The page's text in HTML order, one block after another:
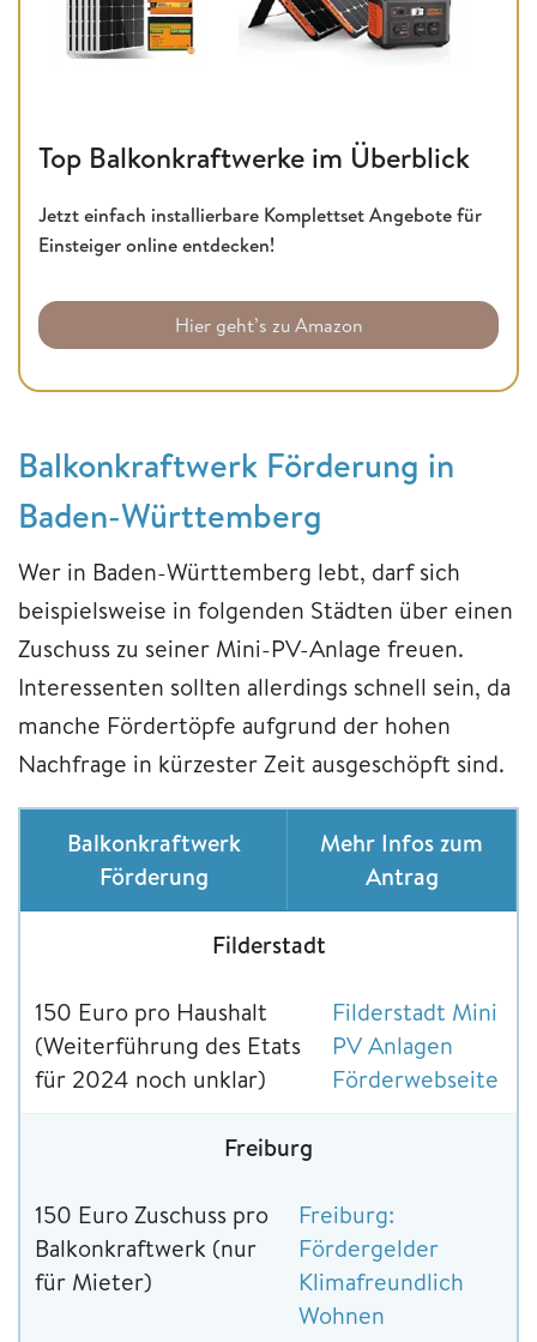
Top Balkonkraftwerke im Überblick
Jetzt einfach installierbare Komplettset Angebote für
Einsteiger online entdecken!
Hier geht’s zu Amazon
Balkonkraftwerk Förderung in
Baden-Württemberg
Wer in Baden-Württemberg lebt, darf sich
beispielsweise in folgenden Städten über einen
Zuschuss zu seiner Mini-PV-Anlage freuen.
Interessenten sollten allerdings schnell sein, da
manche Fördertöpfe aufgrund der hohen
Nachfrage in kürzester Zeit ausgeschöpft sind.
Balkonkraftwerk
Förderung
Mehr Infos zum
Antrag
Filderstadt
150 Euro pro Haushalt
(Weiterführung des Etats
für 2024 noch unklar)
Filderstadt Mini
PV Anlagen
Förderwebseite
Freiburg
150 Euro Zuschuss pro
Balkonkraftwerk (nur
für Mieter)
Freiburg:
Fördergelder
Klimafreundlich
Wohnen